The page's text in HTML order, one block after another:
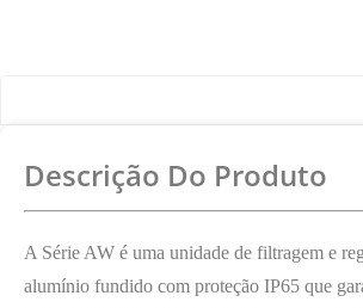
Descrição Do Produto
A Série AW é uma unidade de filtragem e
alumínio fundido com proteção IP65 que